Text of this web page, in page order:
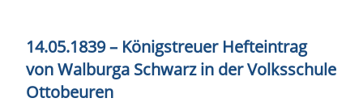
14.05.1839 – Königstreuer Hefteintrag
von Walburga Schwarz in der Volksschule
Ottobeuren